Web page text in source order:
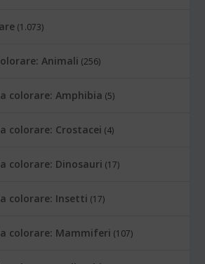
(1.073)
Animali (256)
colorare: Amphibia (5)
colorare: Crostacei (4)
colorare: Dinosauri (17)
colorare: Insetti (17)
colorare: Mammiferi (107)